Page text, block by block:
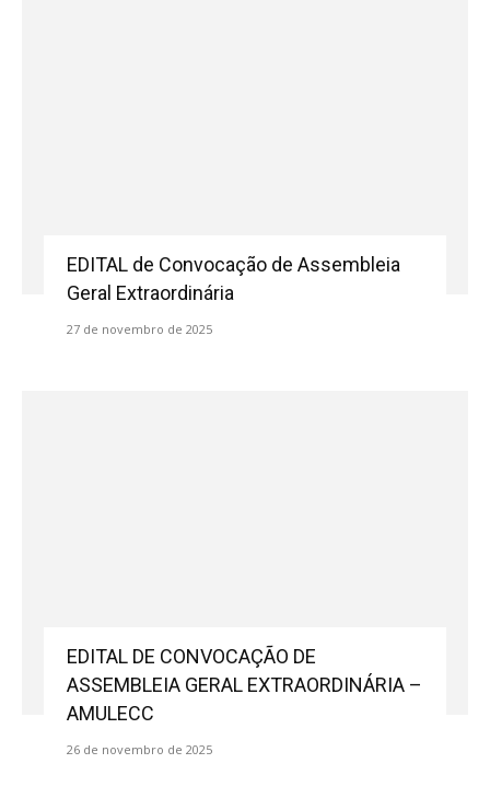
EDITAL de Convocação de Assembleia
Geral Extraordinária
27 de novembro de 2025
EDITAL DE CONVOCAÇÃO DE
ASSEMBLEIA GERAL EXTRAORDINÁRIA –
AMULECC
26 de novembro de 2025